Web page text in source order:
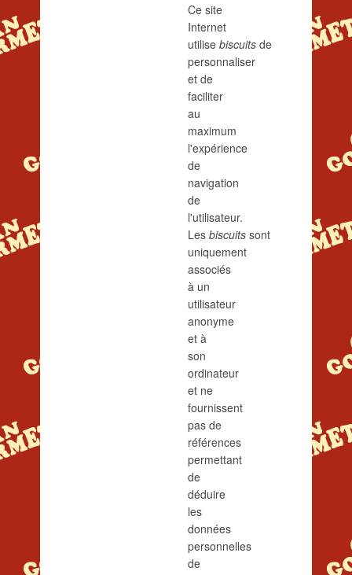
Ce site
Internet
utilise biscuitsde
personnaliser
et de
faciliter
au
maximum
l'expérience
de
navigation
de
l'utilisateur.
Les biscuitssont
uniquement
associés
à un
utilisateur
anonyme
et à
son
ordinateur
et ne
fournissent
pas de
références
permettant
de
déduire
les
données
personnelles
de